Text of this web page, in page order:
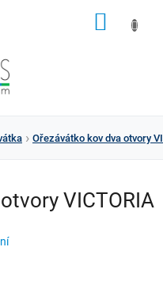
Ořezávátko kov dva otvory
VICTORIA